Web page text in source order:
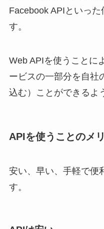
Facebook APIといっ
す。
Web APIを使うことに
ービスの一部分を自社
込む）ことができる よ
APIを使うことのメ
安い、早い、手軽で便
す。